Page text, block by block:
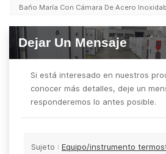
Baño María Con Cámara De Acero
Dejar Un Mensaje
Si está interesado en nuestros
conocer más detalles, deje un
responderemos lo antes posible.
Sujeto : Equipo/instrumento